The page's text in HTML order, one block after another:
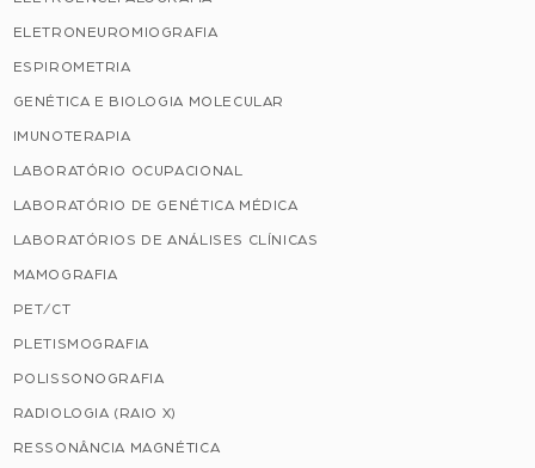
ELETRONEUROMIOGRAFIA
ESPIROMETRIA
GENÉTICA E BIOLOGIA MOLECULAR
IMUNOTERAPIA
LABORATÓRIO OCUPACIONAL
LABORATÓRIO DE GENÉTICA MÉDICA
LABORATÓRIOS DE ANÁLISES CLÍNICAS
MAMOGRAFIA
PET/CT
PLETISMOGRAFIA
POLISSONOGRAFIA
RADIOLOGIA (RAIO X)
RESSONÂNCIA MAGNÉTICA